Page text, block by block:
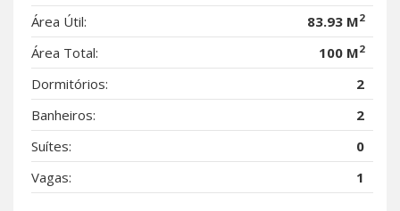
Área Útil:
83.93 M2
Área Total: 100 M2
Dormitórios:
2
Banheiros:
2
Suítes:
0
Vagas:
1